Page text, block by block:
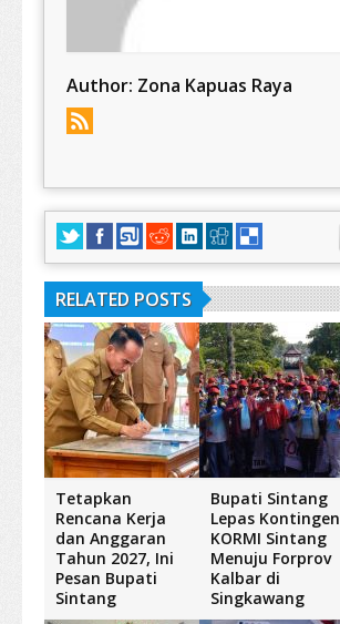
Author: Zona Kapuas Raya
RELATED POSTS
Tetapkan
Rencana Kerja
dan Anggaran
Tahun 2027, Ini
Pesan Bupati
Sintang
Bupati Sintang
Lepas Kontingen
KORMI Sintang
Menuju Forprov
Kalbar di
Singkawang